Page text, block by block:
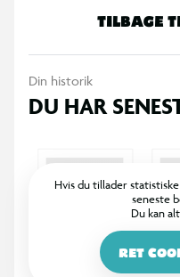
TILBAGE
Din historik
DU HAR
Hvis du tillader
seneste
Du kan
RET